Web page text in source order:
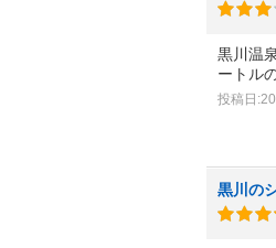
黒川温
ートル
投稿日
黒川の